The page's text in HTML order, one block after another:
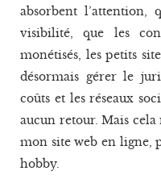
absorbent l’attention,
visibilité, que les
monétisés, les petits
désormais gérer le
coûts et les réseaux
aucun retour. Mais cela
mon site web en ligne,
hobby.